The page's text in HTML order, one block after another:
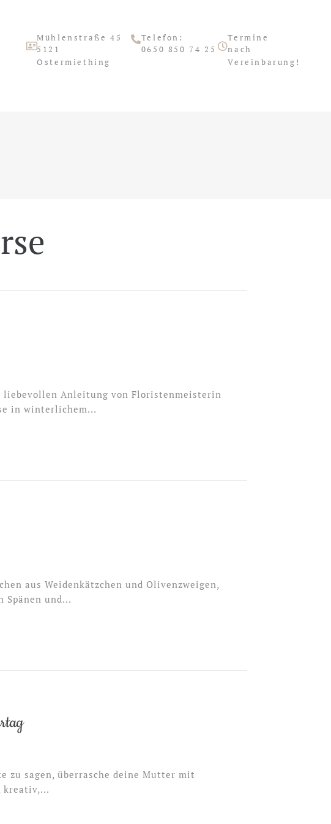
Mühlenstraße 45
5121
Ostermiething
Telefon:
0650 850 74 25
Termine
nach
Vereinbarung!
liebevollen Anleitung von Floristenmeisterin
in winterlichem...
aus Weidenkätzchen und Olivenzweigen,
Spänen und...
zu sagen, überrasche deine Mutter mit
kreativ,...